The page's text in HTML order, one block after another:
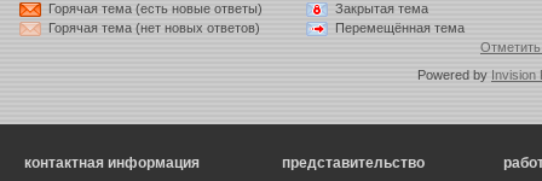
Горячая тема (есть новые ответы)
Горячая тема (нет новых ответов)
Закрытая тема
Перемещённая тема
Powered by Invision
контактная информация представительство